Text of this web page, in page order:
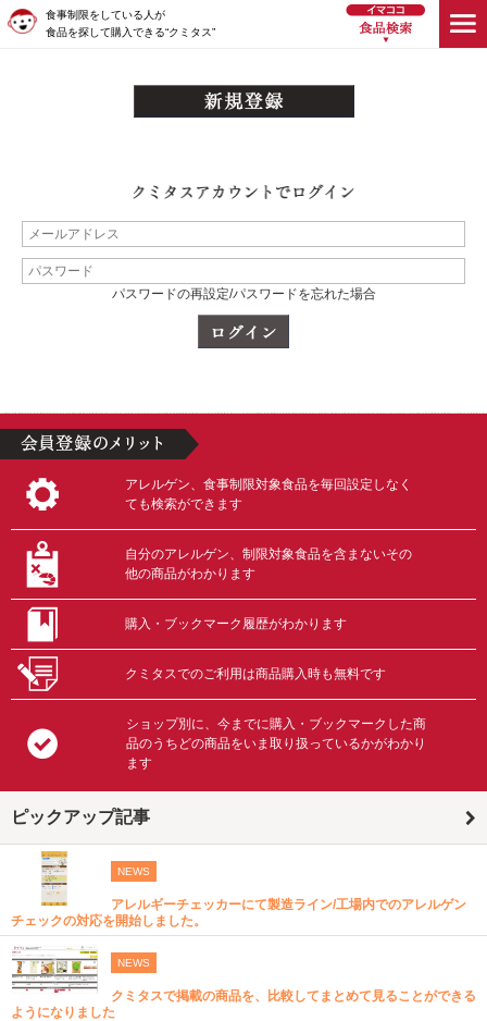
食事制限をしている人が
食品を探して購入できる“クミタス”
パスワードの再設定/パスワードを忘れた場合
アレルゲン、食事制限対象食品を毎回設定しなく
ても検索ができます
自分のアレルゲン、制限対象食品を含まないその
他の商品がわかります
購入・ブックマーク履歴がわかります
クミタスでのご利用は商品購入時も無料です
ショップ別に、今までに購入・ブックマークした商
品のうちどの商品をいま取り扱っているかがわかり
ます
ピックアップ記事
NEWS
アレルギーチェッカーにて製造ライン/工場内でのアレルゲン
チェックの対応を開始しました。
NEWS
クミタスで掲載の商品を、比較してまとめて見ることができる
ようになりました